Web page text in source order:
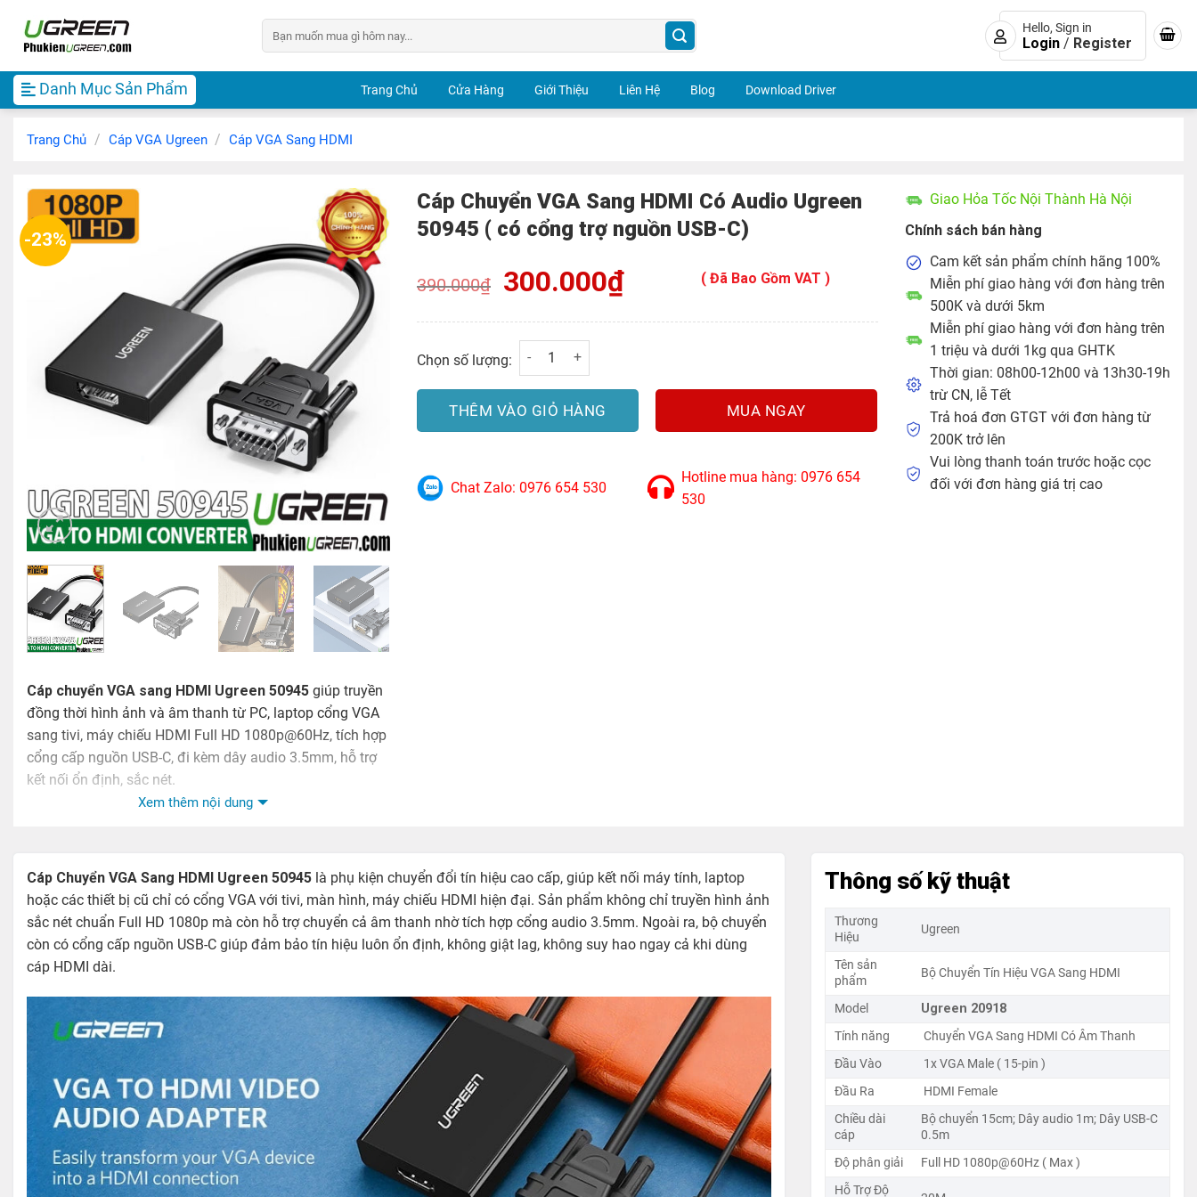
dung
kiếm:
Hello, Sign in
Login / Register
Danh Mục Sản Phẩm Trang Chủ Cửa Hàng Giới Thiệu Liên Hệ Blog Download Driver
Trang Chủ / Cáp VGA Ugreen / Cáp VGA Sang HDMI
-23%
Cáp chuyển VGA sang HDMI Ugreen 50945 giúp truyền
đồng thời hình ảnh và âm thanh từ PC, laptop cổng VGA
sang tivi, máy chiếu HDMI Full HD 1080p@60Hz, tích hợp
cổng cấp nguồn USB-C, đi kèm dây audio 3.5mm, hỗ trợ
kết nối ổn định, sắc nét.
Xem thêm nội dung
Cáp Chuyển VGA Sang HDMI Có Audio Ugreen
50945 ( có cổng trợ nguồn USB-C)
390.000₫
Giá
gốc
300.000₫Giá
hiện
tại
( Đã Bao Gồm VAT )
Cáp Chuyển VGA Sang HDMI Có Audio Ugreen 50945 ( có cổng trợ nguồn USB-C) số lượng
Chọn số lượng:
THÊM VÀO GIỎ HÀNG MUA NGAY
Chat Zalo: 0976 654 530
Hotline mua hàng: 0976 654
530
Giao Hỏa Tốc Nội Thành Hà Nội
Chính sách bán hàng
Cam kết sản phẩm chính hãng 100%
Miễn phí giao hàng với đơn hàng trên
500K và dưới 5km
Miễn phí giao hàng với đơn hàng trên
1 triệu và dưới 1kg qua GHTK
Thời gian: 08h00-12h00 và 13h30-19h
trừ CN, lễ Tết
Trả hoá đơn GTGT với đơn hàng từ
200K trở lên
Vui lòng thanh toán trước hoặc cọc
đối với đơn hàng giá trị cao
Cáp Chuyển VGA Sang HDMI Ugreen 50945 là phụ kiện chuyển đổi tín hiệu cao cấp, giúp kết nối máy tính, laptop
hoặc các thiết bị cũ chỉ có cổng VGA với tivi, màn hình, máy chiếu HDMI hiện đại. Sản phẩm không chỉ truyền hình ảnh
sắc nét chuẩn Full HD 1080p mà còn hỗ trợ chuyển cả âm thanh nhờ tích hợp cổng audio 3.5mm. Ngoài ra, bộ chuyển
còn có cổng cấp nguồn USB-C giúp đảm bảo tín hiệu luôn ổn định, không giật lag, không suy hao ngay cả khi dùng
cáp HDMI dài.
Thông số kỹ thuật
Thương
Hiệu
Ugreen
Tên sản
phẩm
Bộ Chuyển Tín Hiệu VGA Sang HDMI
Model
Ugreen 20918
Tính năng
Chuyển VGA Sang HDMI Có Âm Thanh
Đầu Vào
1x VGA Male ( 15-pin )
Đầu Ra
HDMI Female
Chiều dài
cáp
Bộ chuyển 15cm; Dây audio 1m; Dây USB-C
0.5m
Độ phân giải
Full HD 1080p@60Hz ( Max )
Hỗ Trợ Độ